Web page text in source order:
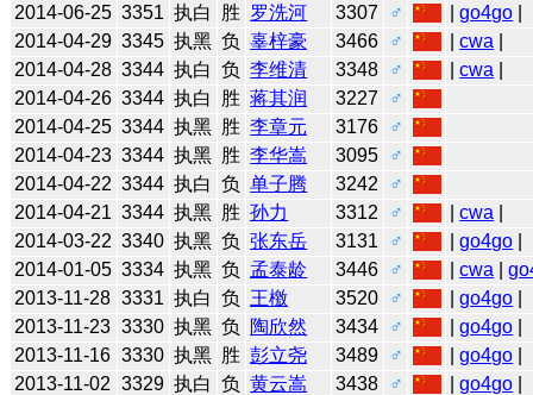
2014-06-25 3351 执白 胜 罗洗河 3307 ♂ |go4go
2014-04-29 3345 执黑 负 辜梓豪 3466 ♂ |cwa
2014-04-28 3344 执白 负 李维清 3348 ♂ |cwa
2014-04-26 3344 执白 胜 蒋其润 3227
♂
2014-04-25 3344 执黑 胜 李章元 3176
♂
2014-04-23 3344 执黑 胜 李华嵩 3095
♂
2014-04-22 3344 执白 负 单子腾 3242
♂
2014-04-21 3344 执黑 胜 孙力 3312 ♂ |cwa
2014-03-22 3340 执黑 负 张东岳 3131 ♂ |go4go
2014-01-05 3334 执黑 负 孟泰龄 3446 ♂ |cwa |
2013-11-28 3331 执白 负 王檄 3520 ♂ |go4go
2013-11-23 3330 执黑 负 陶欣然 3434 ♂ |go4go
2013-11-16 3330 执黑 胜 彭立尧 3489 ♂ |go4go
2013-11-02 3329 执白 负 黄云嵩 3438 ♂ |go4go